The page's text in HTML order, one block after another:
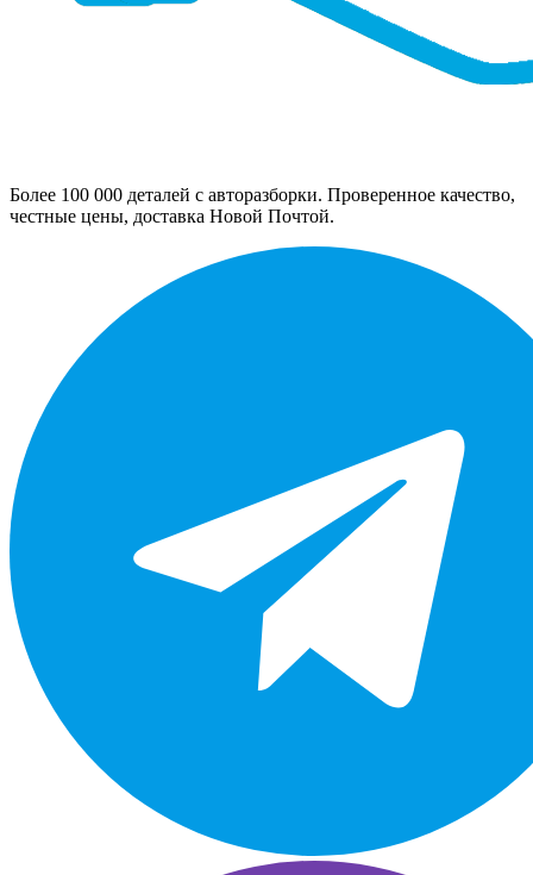
Более 100 000 деталей с авторазборки. Проверенное качество,
честные цены, доставка Новой Почтой.